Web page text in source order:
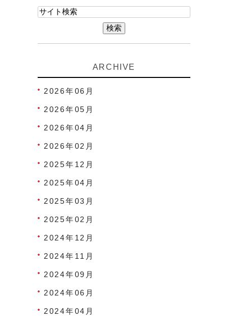
ARCHIVE
2026年06月
2026年05月
2026年04月
2026年02月
2025年12月
2025年04月
2025年03月
2025年02月
2024年12月
2024年11月
2024年09月
2024年06月
2024年04月